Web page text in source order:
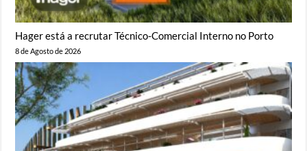
Hager está a recrutar Técnico-Comercial Interno no Porto
8 de Agosto de 2026